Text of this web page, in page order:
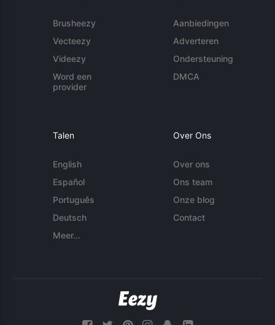
Brusheezy
Vecteezy
Videezy
Word een
provider
Aanbiedingen
Adverteren
Ondersteuning
DMCA
Talen
English
Español
Português
Deutsch
Meer...
Over Ons
Over ons
Ons team
Onze blog
Contact